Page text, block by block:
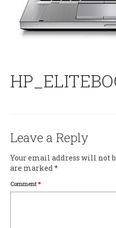
Leave a Reply
Your email address will not
are marked*
Comment *